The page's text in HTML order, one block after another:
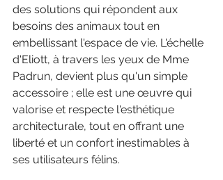
des solutions qui répondent aux
besoins des animaux tout en
embellissant l'espace de vie. L'échelle
d'Eliott, à travers les yeux de Mme
Padrun, devient plus qu'un simple
accessoire ; elle est une œuvre qui
valorise et respecte l'esthétique
architecturale, tout en offrant une
liberté et un confort inestimables à
ses utilisateurs félins.